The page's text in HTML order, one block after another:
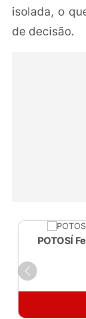
isolada, o
de decisão.
POTOSÍ